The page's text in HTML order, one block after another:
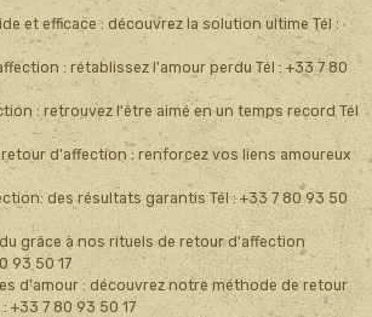
et efficace : découvrez la solution ultime Tél :
: rétablissez l'amour perdu Tél : +33 7 80
: retrouvez l'être aimé en un temps record Tél
d'affection : renforcez vos liens amoureux
des résultats garantis Tél : +33 7 80 93 50
grâce à nos rituels de retour d'affection
93 50 17
d'amour : découvrez notre méthode de retour
+33 7 80 93 50 17